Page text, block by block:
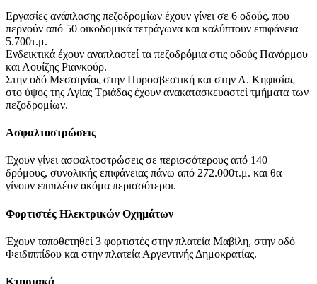
Εργασίες ανάπλασης πεζοδρομίων έχουν γίνει σε 6 οδούς, που
περνούν από 50 οικοδομικά τετράγωνα και καλύπτουν επιφάνεια
5.700τ.μ.
Ενδεικτικά έχουν αναπλαστεί τα πεζοδρόμια στις οδούς Πανόρμου
και Λουΐζης Ριανκούρ.
Στην οδό Μεσσηνίας στην Πυροσβεστική και στην Λ. Κηφισίας
στο ύψος της Αγίας Τριάδας έχουν ανακατασκευαστεί τμήματα των
πεζοδρομίων.
Ασφαλτοστρώσεις
Έχουν γίνει ασφαλτοστρώσεις σε περισσότερους από 140
δρόμους, συνολικής επιφάνειας πάνω από 272.000τ.μ. και θα
γίνουν επιπλέον ακόμα περισσότεροι.
Φορτιστές Ηλεκτρικών Οχημάτων
Έχουν τοποθετηθεί 3 φορτιστές στην πλατεία Μαβίλη, στην οδό
Φειδιππίδου και στην πλατεία Αργεντινής Δημοκρατίας.